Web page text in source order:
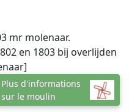
mr molenaar.
en 1803 bij overlijden
Plus d'informations
sur le moulin